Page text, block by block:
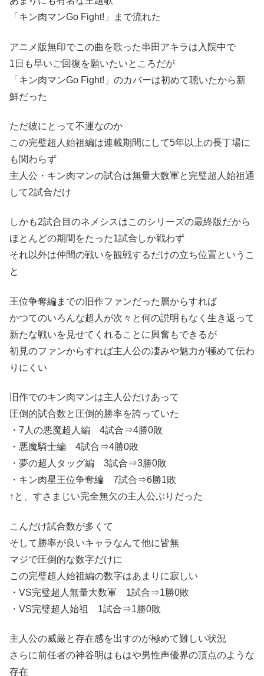
「キン肉マンGo Fight!」まで流れた
アニメ版無印でこの曲を歌った串田アキラは入院中で
1日も早いご回復を願いたいところだが
「キン肉マンGo Fight!」のカバーは初めて聴いたから新
鮮だった
ただ彼にとって不運なのか
この完璧超人始祖編は連載期間にして5年以上の長丁場に
も関わらず
主人公・キン肉マンの試合は無量大数軍と完璧超人始祖通
して2試合だけ
しかも2試合目のネメシスはこのシリーズの最終版だから
ほとんどの期間をたった1試合しか戦わず
それ以外は仲間の戦いを観戦するだけの立ち位置というこ
と
王位争奪編までの旧作ファンだった層からすれば
かつてのいろんな超人が次々と何の説明もなく生き返って
新たな戦いを見せてくれることに興奮もできるが
初見のファンからすれば主人公の凄みや魅力が極めて伝わ
りにくい
旧作でのキン肉マンは主人公だけあって
圧倒的試合数と圧倒的勝率を誇っていた
・7人の悪魔超人編 4試合⇒4勝0敗
・悪魔騎士編 4試合⇒4勝0敗
・夢の超人タッグ編 3試合⇒3勝0敗
・キン肉星王位争奪編 7試合⇒6勝1敗
↑と、すさまじい完全無欠の主人公ぶりだった
こんだけ試合数が多くて
そして勝率が良いキャラなんて他に皆無
マジで圧倒的な数字だけに
この完璧超人始祖編の数字はあまりに寂しい
・VS完璧超人無量大数軍 1試合⇒1勝0敗
・VS完璧超人始祖 1試合⇒1勝0敗
主人公の威厳と存在感を出すのが極めて難しい状況
さらに前任者の神谷明はもはや男性声優界の頂点のような
存在